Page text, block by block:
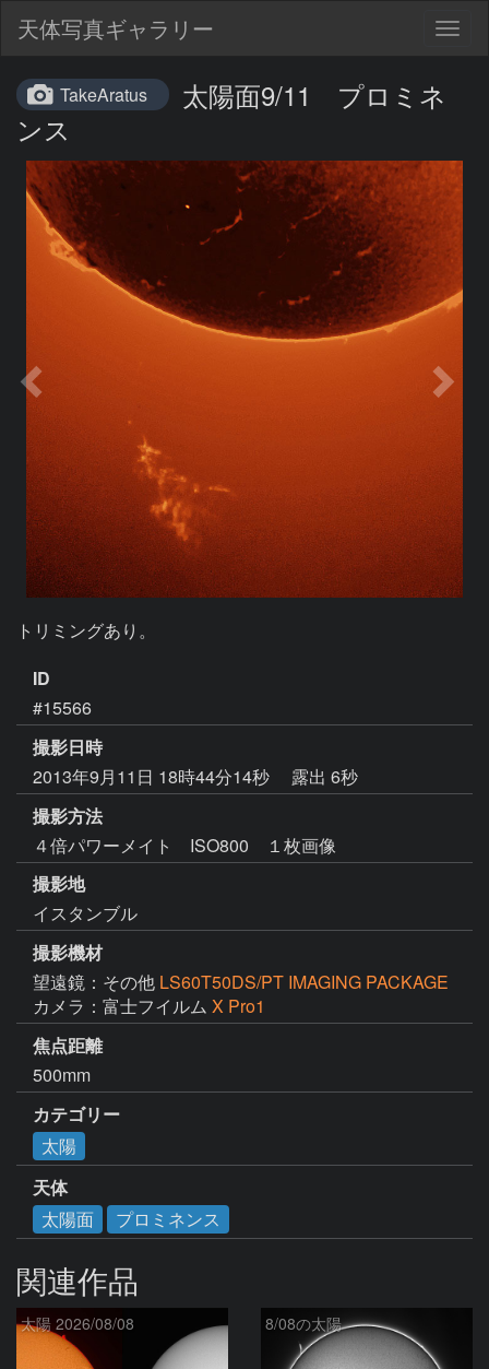
天体写真ギャラリー
TakeAratus
太陽面9/11 プロミネ
ンス
トリミングあり。
ID
#15566
撮影日時
2013年9月11日 18時44分14秒
露出 6秒
撮影方法
４倍パワーメイト ISO800 １枚画像
撮影地
イスタンブル
撮影機材
望遠鏡：その他 LS60T50DS/PT IMAGING PACKAGE
カメラ：富士フイルム X Pro1
焦点距離
500mm
カテゴリー
太陽
天体
太陽面
プロミネンス
関連作品
太陽 2026/08/08 8/08の太陽